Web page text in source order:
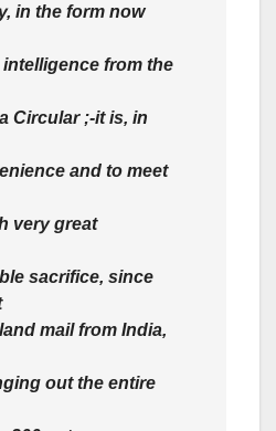
in the form now
from the
Circular ;-it is, in
and to meet
very great
sacrifice, since
mail from India,
out the entire